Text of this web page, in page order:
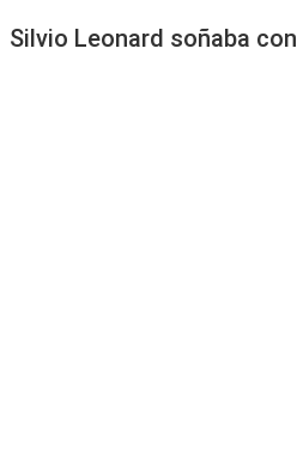
Silvio Leonard soñaba